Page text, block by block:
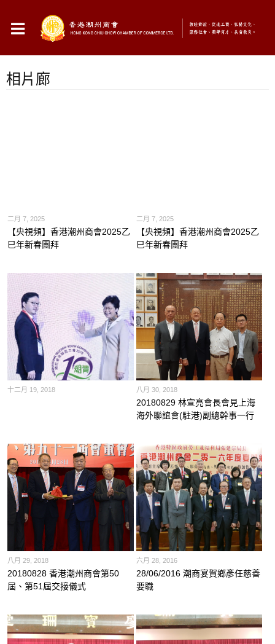
相片廊
二月 7, 2025
【央視頻】香港潮州商會2025乙
巳年新春團拜
二月 7, 2025
【央視頻】香港潮州商會2025乙
巳年新春團拜
十二月 19, 2018 八月 30, 2018
20180829 林宣亮會長會見上海
海外聯誼會(駐港)副總幹事一行
八月 29, 2018
20180828 香港潮州商會第50
屆、第51屆交接儀式
六月 28, 2016
28/06/2016 潮商宴賀鄉彥任慈善
要職